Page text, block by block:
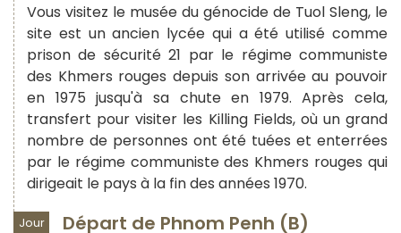
Vous visitez le musée du génocide de Tuol Sleng, le
site est un ancien lycée qui a été utilisé comme
prison de sécurité 21 par le régime communiste
des Khmers rouges depuis son arrivée au pouvoir
en 1975 jusqu'à sa chute en 1979. Après cela,
transfert pour visiter les Killing Fields, où un grand
nombre de personnes ont été tuées et enterrées
par le régime communiste des Khmers rouges qui
dirigeait le pays à la fin des années 1970.
Jour Départ de Phnom Penh (B)